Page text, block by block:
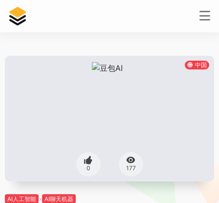
中国
0 177
AI人工智能 AI聊天机器